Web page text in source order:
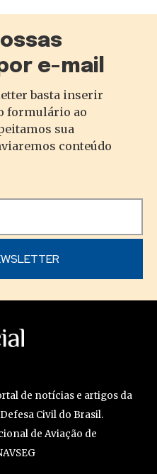
e-mail
basta inserir
formulário ao
sua
conteúdo
de notícias e artigos da
Civil do Brasil.
de Aviação de